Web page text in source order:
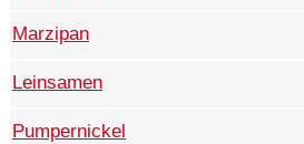
Marzipan
Leinsamen
Pumpernickel